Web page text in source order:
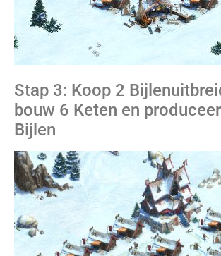
Stap 3: Koop 2
bouw 6 Keten en
Bijlen